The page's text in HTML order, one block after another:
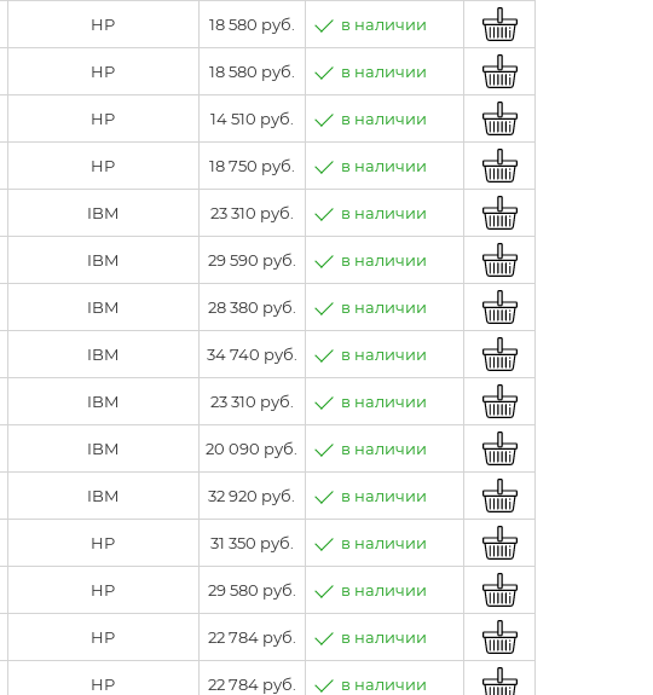
HP 18 580 руб. в наличии
HP 18 580 руб. в наличии
HP 14 510 руб. в наличии
HP 18 750 руб. в наличии
IBM 23 310 руб. в наличии
IBM 29 590 руб. в наличии
IBM 28 380 руб. в наличии
IBM 34 740 руб. в наличии
IBM 23 310 руб. в наличии
IBM 20 090 руб. в наличии
IBM 32 920 руб. в наличии
HP 31 350 руб. в наличии
HP 29 580 руб. в наличии
HP 22 784 руб. в наличии
HP 22 784 руб. в наличии